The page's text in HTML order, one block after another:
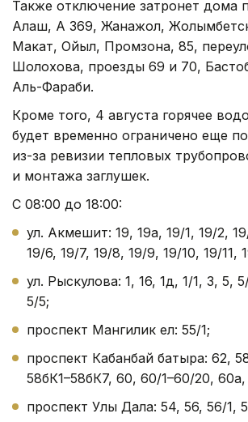
Также отключение затронет дома
Алаш, А 369, Жанажол,
Макат, Ойыл, Промзона, 85,
Шолохова, проезды 69 и 70,
Аль-Фараби.
Кроме того, 4 августа горячее
будет временно ограничено еще
из-за ревизии тепловых
и монтажа заглушек.
С 08:00 до 18:00:
ул. Акмешит: 19, 19а, 19/1, 19/2,
19/6, 19/7, 19/8, 19/9, 19/10, 19/11,
ул. Рыскулова: 1, 16, 1д, 1/1, 3, 5,
5/5;
проспект Мангилик ел: 55/1;
проспект Кабанбай батыра: 62,
58бК1–58бК7, 60, 60/1–60/20,
проспект Улы Дала: 54, 56, 56/1,